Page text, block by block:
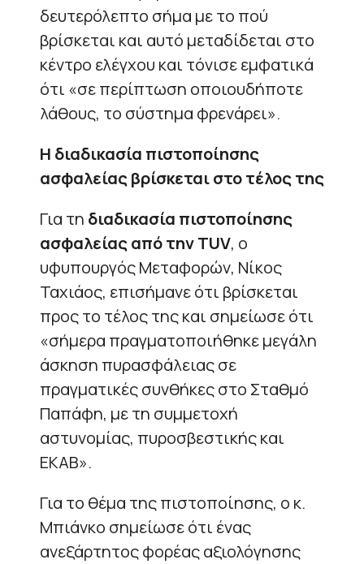
δευτερόλεπτο σήμα με το πού
βρίσκεται και αυτό μεταδίδεται στο
κέντρο ελέγχου και τόνισε εμφατικά
ότι «σε περίπτωση οποιουδήποτε
λάθους, το σύστημα φρενάρει».
Η διαδικασία πιστοποίησης
ασφαλείας βρίσκεται στο τέλος της
Για τη διαδικασία πιστοποίησης
ασφαλείας από την TUV, ο
υφυπουργός Μεταφορών, Νίκος
Ταχιάος, επισήμανε ότι βρίσκεται
προς το τέλος της και σημείωσε ότι
«σήμερα πραγματοποιήθηκε μεγάλη
άσκηση πυρασφάλειας σε
πραγματικές συνθήκες στο Σταθμό
Παπάφη, με τη συμμετοχή
αστυνομίας, πυροσβεστικής και
ΕΚΑΒ».
Για το θέμα της πιστοποίησης, ο κ.
Μπιάνκο σημείωσε ότι ένας
ανεξάρτητος φορέας αξιολόγησης